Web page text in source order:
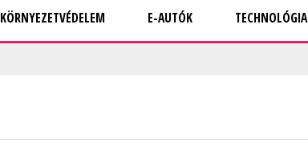
KÖRNYEZETVÉDELEM E-AUTÓK TECHNOLÓGIA